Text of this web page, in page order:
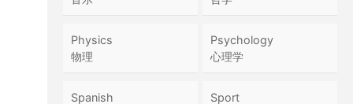
Physics
物理
Psychology
心理学
Spanish
Sport